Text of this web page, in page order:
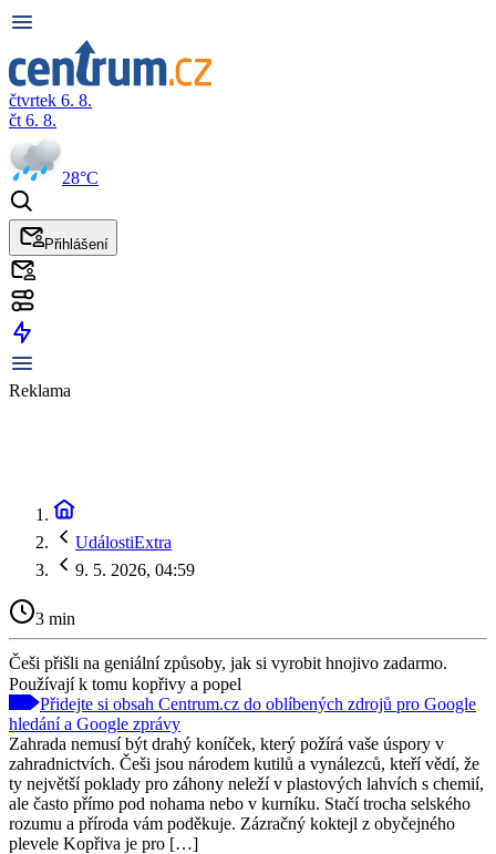
čtvrtek 6. 8.
čt 6. 8.
28°C
Přihlášení
Reklama
UdálostiExtra
9. 5. 2026, 04:59
3 min
Češi přišli na geniální způsoby, jak si vyrobit hnojivo zadarmo.
Používají k tomu kopřivy a popel
Přidejte si obsah Centrum.cz do oblíbených zdrojů pro Google
hledání a Google zprávy
Zahrada nemusí být drahý koníček, který požírá vaše úspory v
zahradnictvích. Češi jsou národem kutilů a vynálezců, kteří vědí, že
ty největší poklady pro záhony neleží v plastových lahvích s chemií,
ale často přímo pod nohama nebo v kurníku. Stačí trocha selského
rozumu a příroda vám poděkuje. Zázračný koktejl z obyčejného
plevele Kopřiva je pro […]